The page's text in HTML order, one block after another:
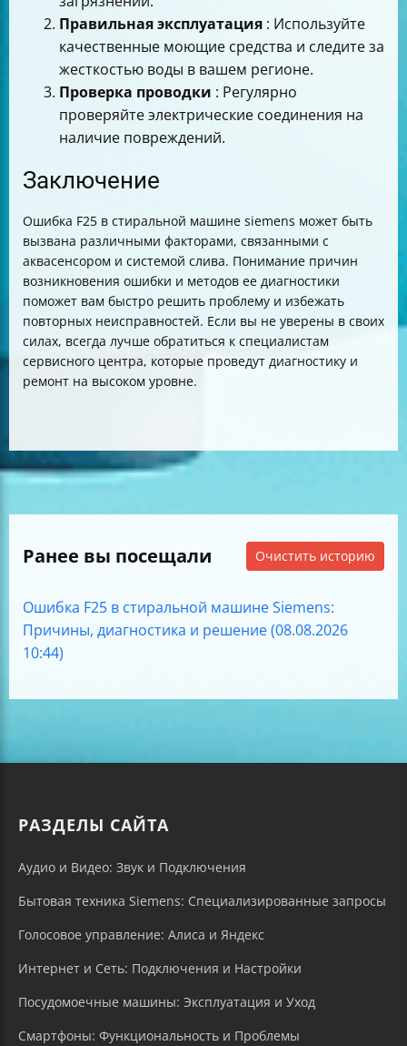
Правильная эксплуатация : Используйте
качественные моющие средства и следите за
жесткостью воды в вашем регионе.
Проверка проводки : Регулярно
проверяйте электрические соединения на
наличие повреждений.
Заключение
Ошибка F25 в стиральной машине siemens может быть
вызвана различными факторами, связанными с
аквасенсором и системой слива. Понимание причин
возникновения ошибки и методов ее диагностики
поможет вам быстро решить проблему и избежать
повторных неисправностей. Если вы не уверены в своих
силах, всегда лучше обратиться к специалистам
сервисного центра, которые проведут диагностику и
ремонт на высоком уровне.
Ранее вы посещали Очистить историю
Ошибка F25 в стиральной машине Siemens:
Причины, диагностика и решение (08.08.2026
10:44)
РАЗДЕЛЫ САЙТА
Аудио и Видео: Звук и Подключения
Бытовая техника Siemens: Специализированные запросы
Голосовое управление: Алиса и Яндекс
Интернет и Сеть: Подключения и Настройки
Посудомоечные машины: Эксплуатация и Уход
Смартфоны: Функциональность и Проблемы